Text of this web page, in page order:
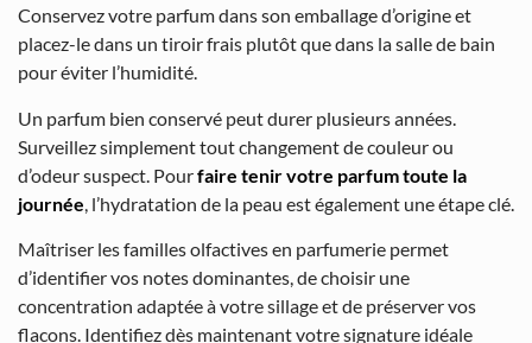
Conservez votre parfum dans son emballage d’origine et
placez-le dans un tiroir frais plutôt que dans la salle de bain
pour éviter l’humidité.
Un parfum bien conservé peut durer plusieurs années.
Surveillez simplement tout changement de couleur ou
d’odeur suspect. Pourfaire tenir votre parfum toute la
journée , l’hydratation de la peau est également une étape clé.
Maîtriser les familles olfactives en parfumerie permet
d’identifier vos notes dominantes, de choisir une
concentration adaptée à votre sillage et de préserver vos
flacons. Identifiez dès maintenant votre signature idéale